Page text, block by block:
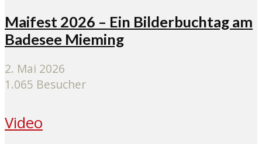
Maifest 2026 – Ein Bilderbuchtag am
Badesee Mieming
2. Mai 2026
1.065 Besucher
Video